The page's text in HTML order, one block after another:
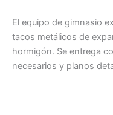
El equipo de gimnasio
tacos metálicos de
hormigón. Se entrega
necesarios y planos